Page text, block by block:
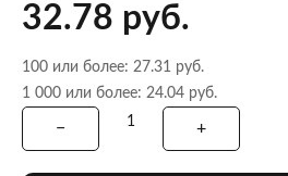
32.78 руб.
100 или более: 27.31 руб.
1 000 или более: 24.04 руб.